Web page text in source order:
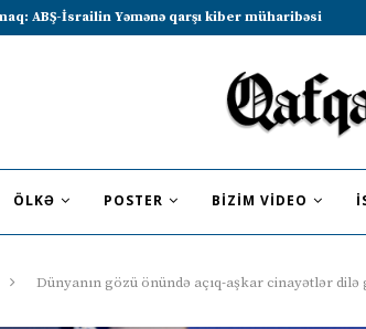
Rusiya–Ərəb sammitində iştirak etməyə
ÖLKƏ POSTER BIZIM VIDEO
Dünyanın gözü önündə açıq-aşkar cinayətlər